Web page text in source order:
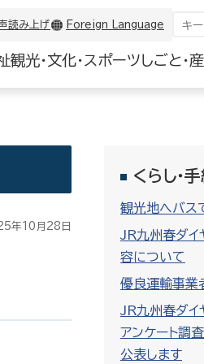
読み上げ Foreign Language
観光・文化・スポーツしごと・
くらし・
観光地へバス
JR九州春ダイ
容について
優良運輸事業
JR九州春ダイ
アンケート調
公表します
年10月28日